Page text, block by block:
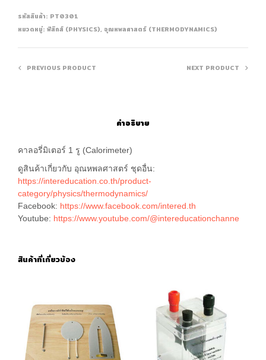
รหัสสินค้า: PT0301
หมวดหมู่: ฟิสิกส์ (PHYSICS), อุณหพลศาสตร์ (THERMODYNAMICS)
PREVIOUS PRODUCT NEXT PRODUCT
คำอธิบาย
คาลอรี่มิเตอร์ 1 รู (Calorimeter)
ดูสินค้าเกี่ยวกับ อุณหพลศาสตร์ ชุดอื่น:
https://intereducation.co.th/product-
category/physics/thermodynamics/
Facebook: https://www.facebook.com/intered.th
Youtube: https://www.youtube.com/@intereducationchanne
สินค้าที่เกี่ยวข้อง